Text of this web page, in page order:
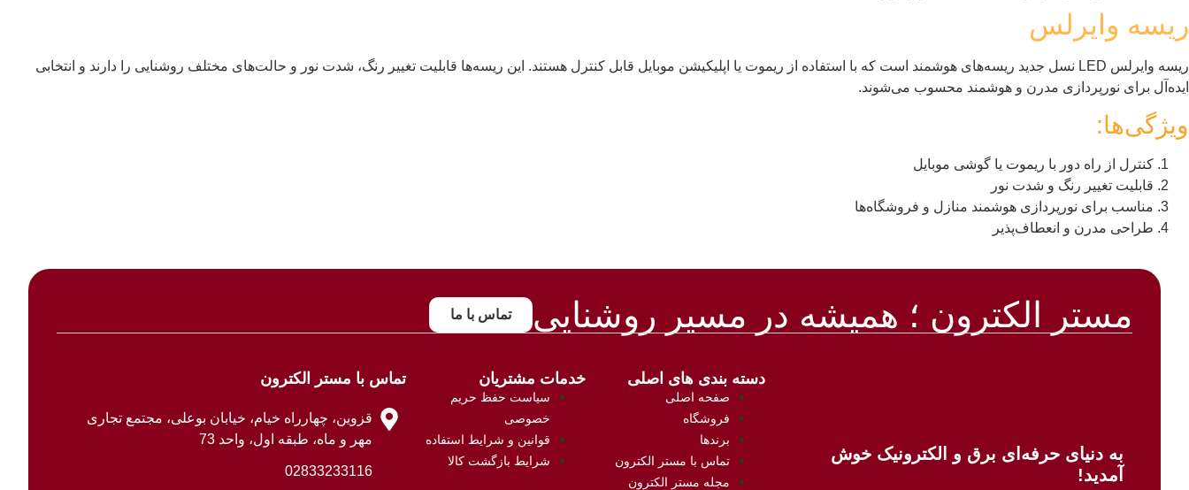
ریسه وایرلس
ریسه وایرلس LED نسل جدید ریسه‌های هوشمند است که با استفاده از ریموت یا اپلیکیشن موبایل قابل کنترل هستند. این ریسه‌ها قابلیت تغییر رنگ، شدت نور و حالت‌های مختلف روشنایی را دارند و انتخابی
ایده‌آل برای نورپردازی مدرن و هوشمند محسوب می‌شوند.
ویژگی‌ها:
کنترل از راه دور با ریموت یا گوشی موبایل
قابلیت تغییر رنگ و شدت نور
مناسب برای نورپردازی هوشمند منازل و فروشگاه‌ها
طراحی مدرن و انعطاف‌پذیر
مستر الکترون ؛ همیشه در مسیر روشنایی تماس با ما
به دنیای حرفه‌ای برق و الکترونیک خوش
آمدید!
دسته بندی های اصلی
صفحه اصلی
فروشگاه
برندها
تماس با مستر الکترون
مجله مستر الکترون
خدمات مشتریان
سیاست حفظ حریم
خصوصی
قوانین و شرایط استفاده
شرایط بازگشت کالا
تماس با مستر الکترون
قزوین، چهارراه خیام، خیابان بوعلی، مجتمع تجاری
مهر و ماه، طبقه اول، واحد 73
02833233116